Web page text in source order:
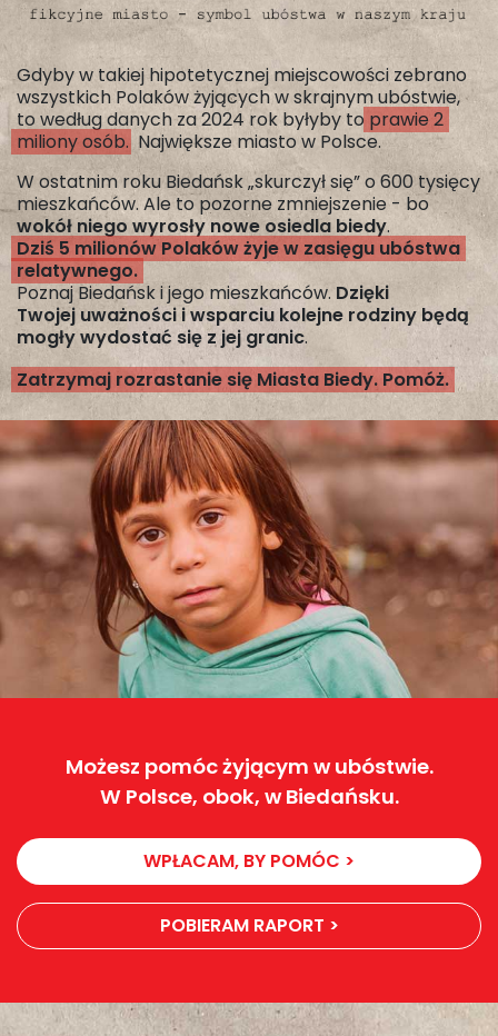
Gdyby w takiej hipotetycznej miejscowości zebrano
wszystkich Polaków żyjących w skrajnym ubóstwie,
to według danych za 2024 rok byłyby to prawie 2
miliony osób. Największe miasto w Polsce.
W ostatnim roku Biedańsk „skurczył się” o 600 tysięcy
mieszkańców. Ale to pozorne zmniejszenie - bo
wokół niego wyrosły nowe osiedla biedy.
Dziś 5 milionów Polaków żyje w zasięgu ubóstwa
relatywnego.
Poznaj Biedańsk i jego mieszkańców. Dzięki
Twojej uważności i wsparciu kolejne rodziny będą
mogły wydostać się z jej granic.
Zatrzymaj rozrastanie się Miasta Biedy. Pomóż.
Możesz pomóc żyjącym w ubóstwie.
W Polsce, obok, w Biedańsku.
WPŁACAM, BY POMÓC >
POBIERAM RAPORT >